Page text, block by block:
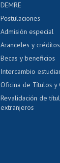
Servicio médico
Pago de
Pago de
Certificado de
DEMRE
Postulaciones
Admisión especial
Aranceles y créditos
Becas y beneficios
Intercambio
Oficina de Títulos y
Revalidación de
extranjeros